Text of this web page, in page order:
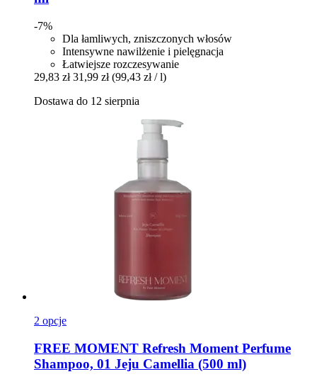
-7%
Dla łamliwych, zniszczonych włosów
Intensywne nawilżenie i pielęgnacja
Łatwiejsze rozczesywanie
29,83 zł 31,99 zł (99,43 zł / l)
Dostawa do 12 sierpnia
2 opcje
FREE MOMENT Refresh Moment Perfume
Shampoo, 01 Jeju Camellia (500 ml)